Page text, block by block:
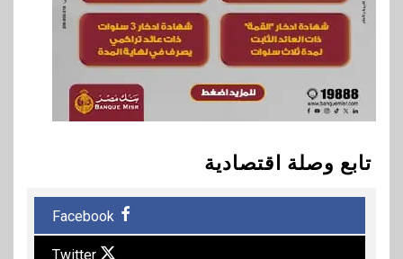
تابع وصلة اقتصادية
Facebook
Twitter